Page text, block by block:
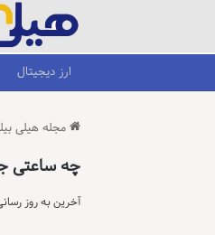
ارز دیجیتال
مجله هیلی
چه ساعتی جواب کنکور ۱۴۰۳
آخرین به روز رسانی: 06/22/